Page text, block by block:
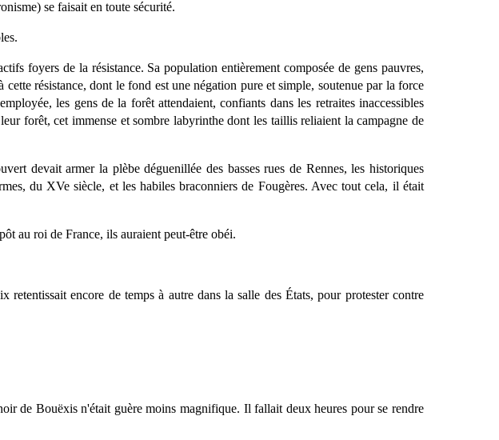
se faisait en toute sécurité.
foyers de la résistance. Sa population entièrement composée de gens pauvres,
résistance, dont le fond est une négation pure et simple, soutenue par la force
les gens de la forêt attendaient, confiants dans les retraites inaccessibles
forêt, cet immense et sombre labyrinthe dont les taillis reliaient la campagne de
devait armer la plèbe déguenillée des basses rues de Rennes, les historiques
du XVe siècle, et les habiles braconniers de Fougères. Avec tout cela, il était
au roi de France, ils auraient peut-être obéi.
encore de temps à autre dans la salle des États, pour protester contre
de Bouëxis n'était guère moins magnifique. Il fallait deux heures pour se rendre